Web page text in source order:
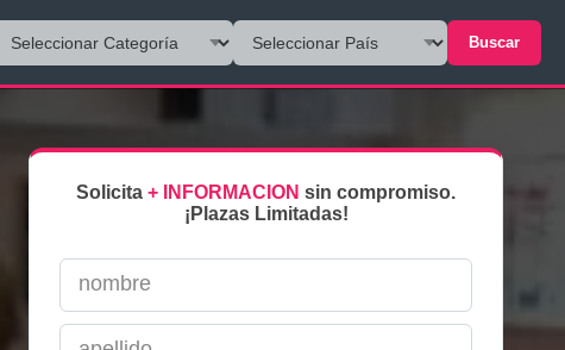
Buscar
Solicita + INFORMACION sin compromiso.
¡Plazas Limitadas!